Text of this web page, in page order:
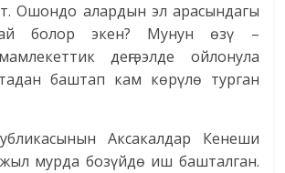
Ошондо алардын эл арасындагы
болор экен? Мунун өзү –
деңгээлде ойлонула
баштап кам көрүлө турган
Аксакалдар Кенеши
мурда бозүйдө иш башталган.